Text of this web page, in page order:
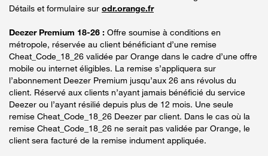
Détails et formulaire sur odr.orange.fr
Deezer Premium 18-26 : Offre soumise à conditions en
métropole, réservée au client bénéficiant d’une remise
Cheat_Code_18_26 validée par Orange dans le cadre d’une offre
mobile ou internet éligibles. La remise s’appliquera sur
l’abonnement Deezer Premium jusqu’aux 26 ans révolus du
client. Réservé aux clients n’ayant jamais bénéficié du service
Deezer ou l’ayant résilié depuis plus de 12 mois. Une seule
remise Cheat_Code_18_26 Deezer par client. Dans le cas où la
remise Cheat_Code_18_26 ne serait pas validée par Orange, le
client sera facturé de la remise indument appliquée.